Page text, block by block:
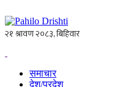
समाचार
देश/प्रदेश